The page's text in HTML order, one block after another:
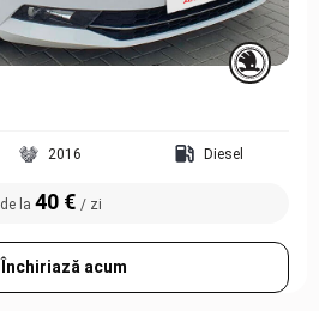
2016 Diesel
de la 40 € / zi
Închiriază acum